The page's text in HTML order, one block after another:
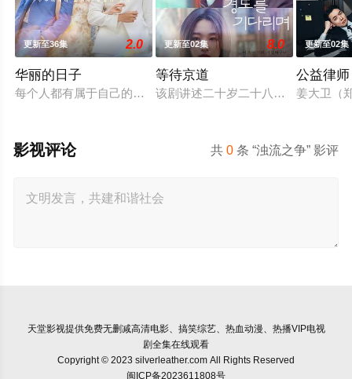
更新至36集 2.0
华丽的日子
每个人都有属于自己的辉煌岁月。无论是现在，过去，还是未
更新至02集 8.0
等待京道
该剧讲述二十岁二十八岁，两次恋爱
更新至02集
公益律师
姜大卫（
共0 条 “浊流之争” 影评
影视评论
天堂影视提供免费无删减高清电影、搞笑综艺、热血动漫、热播VIP电视
剧全集在线观看
Copyright © 2023 silverleather.com All Rights Reserved
闽ICP备2023611808号